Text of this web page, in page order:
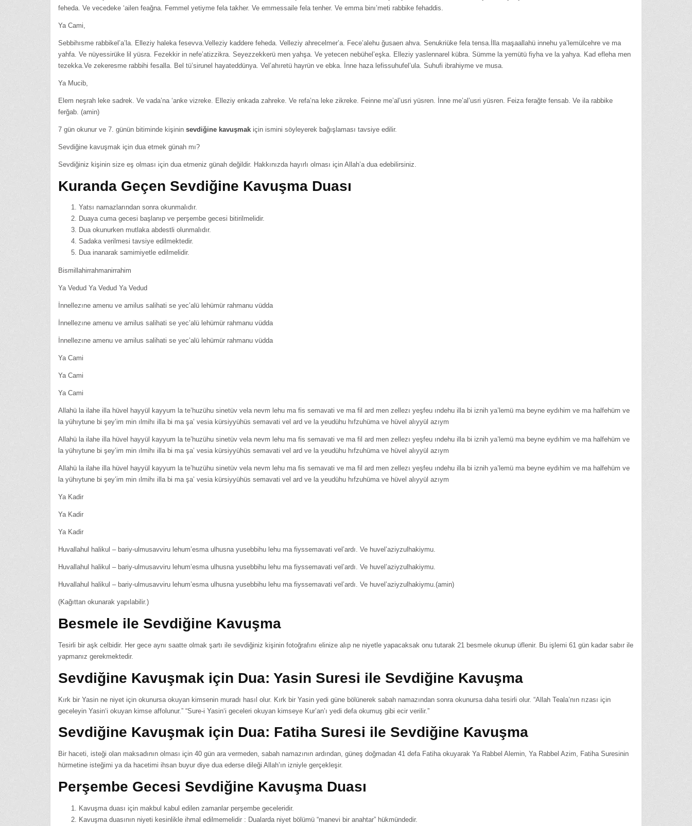
feheda. Ve vecedeke ‘ailen feağna. Femmel yetiyme fela takher. Ve emmessaile fela tenher. Ve emma binı’meti rabbike fehaddis.
Ya Cami,
Sebbihısme rabbikel’a’la. Elleziy haleka fesevva.Velleziy kaddere feheda. Velleziy ahrecelmer’a. Fece’alehu ğusaen ahva. Senukriüke fela tensa.İlla maşaallahü innehu ya’lemülcehre ve ma
yahfa. Ve nüyessirüke lil yüsra. Fezekkir in nefe’atizzikra. Seyezzekkerü men yahşa. Ve yetecen nebühel’eşka. Elleziy yaslennarel kübra. Sümme la yemütü fiyha ve la yahya. Kad efleha men
tezekka.Ve zekeresme rabbihi fesalla. Bel tü’sirunel hayateddünya. Vel’ahıretü hayrün ve ebka. İnne haza lefissuhufel’ula. Suhufi ibrahiyme ve musa.
Ya Mucib,
Elem neşrah leke sadrek. Ve vada’na ‘anke vizreke. Elleziy enkada zahreke. Ve refa’na leke zikreke. Feinne me’al’usri yüsren. İnne me’al’usri yüsren. Feiza ferağte fensab. Ve ila rabbike
ferğab. (amin)
7 gün okunur ve 7. günün bitiminde kişinin sevdiğine kavuşmak için ismini söyleyerek bağışlaması tavsiye edilir.
Sevdiğine kavuşmak için dua etmek günah mı?
Sevdiğiniz kişinin size eş olması için dua etmeniz günah değildir. Hakkınızda hayırlı olması için Allah’a dua edebilirsiniz.
Kuranda Geçen Sevdiğine Kavuşma Duası
Yatsı namazlarından sonra okunmalıdır.
Duaya cuma gecesi başlanıp ve perşembe gecesi bitirilmelidir.
Dua okunurken mutlaka abdestli olunmalıdır.
Sadaka verilmesi tavsiye edilmektedir.
Dua inanarak samimiyetle edilmelidir.
Bismillahirrahmanirrahim
Ya Vedud Ya Vedud Ya Vedud
İnnellezıne amenu ve amilus salihati se yec’alü lehümür rahmanu vüdda
İnnellezıne amenu ve amilus salihati se yec’alü lehümür rahmanu vüdda
İnnellezıne amenu ve amilus salihati se yec’alü lehümür rahmanu vüdda
Ya Cami
Ya Cami
Ya Cami
Allahü la ilahe illa hüvel hayyül kayyum la te’huzühu sinetüv vela nevm lehu ma fis semavati ve ma fil ard men zellezı yeşfeu ındehu illa bi iznih ya’lemü ma beyne eydıhim ve ma halfehüm ve
la yühıytune bi şey’im min ılmihı illa bi ma şa’ vesia kürsiyyühüs semavati vel ard ve la yeudühu hıfzuhüma ve hüvel alıyyül azıym
Allahü la ilahe illa hüvel hayyül kayyum la te’huzühu sinetüv vela nevm lehu ma fis semavati ve ma fil ard men zellezı yeşfeu ındehu illa bi iznih ya’lemü ma beyne eydıhim ve ma halfehüm ve
la yühıytune bi şey’im min ılmihı illa bi ma şa’ vesia kürsiyyühüs semavati vel ard ve la yeudühu hıfzuhüma ve hüvel alıyyül azıym
Allahü la ilahe illa hüvel hayyül kayyum la te’huzühu sinetüv vela nevm lehu ma fis semavati ve ma fil ard men zellezı yeşfeu ındehu illa bi iznih ya’lemü ma beyne eydıhim ve ma halfehüm ve
la yühıytune bi şey’im min ılmihı illa bi ma şa’ vesia kürsiyyühüs semavati vel ard ve la yeudühu hıfzuhüma ve hüvel alıyyül azıym
Ya Kadir
Ya Kadir
Ya Kadir
Huvallahul halikul – bariy-ulmusavviru lehum’esma ulhusna yusebbihu lehu ma fiyssemavati vel’ardı. Ve huvel’aziyzulhakiymu.
Huvallahul halikul – bariy-ulmusavviru lehum’esma ulhusna yusebbihu lehu ma fiyssemavati vel’ardı. Ve huvel’aziyzulhakiymu.
Huvallahul halikul – bariy-ulmusavviru lehum’esma ulhusna yusebbihu lehu ma fiyssemavati vel’ardı. Ve huvel’aziyzulhakiymu.(amin)
(Kağıttan okunarak yapılabilir.)
Besmele ile Sevdiğine Kavuşma
Tesirli bir aşk celbidir. Her gece aynı saatte olmak şartı ile sevdiğiniz kişinin fotoğrafını elinize alıp ne niyetle yapacaksak onu tutarak 21 besmele okunup üflenir. Bu işlemi 61 gün kadar sabır ile
yapmanız gerekmektedir.
Sevdiğine Kavuşmak için Dua: Yasin Suresi ile Sevdiğine Kavuşma
Kırk bir Yasin ne niyet için okunursa okuyan kimsenin muradı hasıl olur. Kırk bir Yasin yedi güne bölünerek sabah namazından sonra okunursa daha tesirli olur. “Allah Teala’nın rızası için
geceleyin Yasin‘i okuyan kimse affolunur.” “Sure-i Yasin‘i geceleri okuyan kimseye Kur’an’ı yedi defa okumuş gibi ecir verilir.”
Sevdiğine Kavuşmak için Dua: Fatiha Suresi ile Sevdiğine Kavuşma
Bir haceti, isteği olan maksadının olması için 40 gün ara vermeden, sabah namazının ardından, güneş doğmadan 41 defa Fatiha okuyarak Ya Rabbel Alemin, Ya Rabbel Azim, Fatiha Suresinin
hürmetine isteğimi ya da hacetimi ihsan buyur diye dua ederse dileği Allah’ın izniyle gerçekleşir.
Perşembe Gecesi Sevdiğine Kavuşma Duası
Kavuşma duası için makbul kabul edilen zamanlar perşembe geceleridir.
Kavuşma duasının niyeti kesinlikle ihmal edilmemelidir : Dualarda niyet bölümü “manevi bir anahtar” hükmündedir.